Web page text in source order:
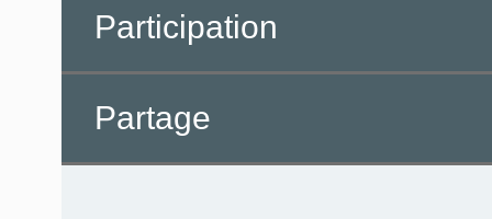
Participation
Partage